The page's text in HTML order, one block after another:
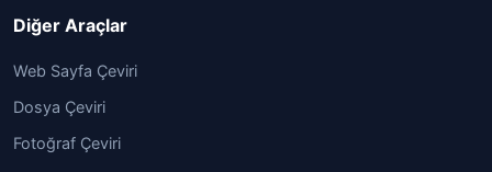
Diğer Araçlar
Web Sayfa Çeviri
Dosya Çeviri
Fotoğraf Çeviri